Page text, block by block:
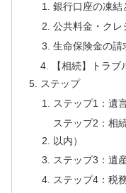
銀行口座の凍結
公共料金・クレ
生命保険金の請
4. 【相続】トラブ
ステップ
ステップ1：遺
ステップ2：相
以内）
ステップ3：遺
ステップ4：税